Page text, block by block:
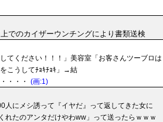
でのカイザーウンチングにより書類送検
てください！！！」美容室「お客さんツーブロは
こうしてﾁｮｷﾁｮｷ」→結
・・・
(画:1)
人にメシ誘って『イヤだ』って返してきた女に
れたのアンタだけやわww」って送ったらｗｗｗ